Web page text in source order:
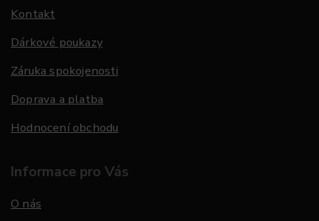
Kontakt
Dárkové poukazy
Záruka spokojenosti
Doprava a platba
Hodnocení obchodu
Informace pro Vás
O nás